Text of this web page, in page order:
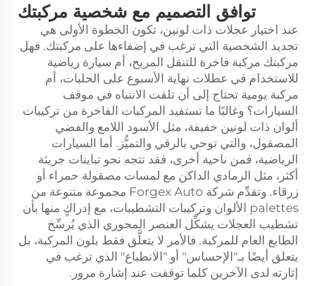
توافق التصميم مع شخصية مركبتك
عند اختيار عجلات ذات لونين، تكون الخطوة الأولى هي
تحديد الشخصية التي ترغب في إضفاءها على مركبتك. فهل
مركبتك مركبة فاخرة للتنقل المريح، أم سيارة رياضية
للاستخدام في عطلات نهاية الأسبوع على الحلبات، أم
مركبة يومية تحتاج إلى أن تلفت الانتباه في موقف
السيارات؟ وغالبًا ما تستفيد المركبات الفاخرة من تركيبات
ألوان ذات لونين خفيفة، مثل الأسود اللامع والفضي
المصقول، والتي توحي بالرقي والتميُّز. أما السيارات
الرياضية، فمن ناحية أخرى، فقد تتجه نحو تباينات جريئة
أكثر، مثل الرمادي الداكن مع لمسات مصقولة حمراء أو
زرقاء. وتقدِّم شركة Forgex Auto مجموعة متنوعة من
palettes الألوان وتركيبات التشطيبات، مع إدراكٍ منها بأن
تشطيب العجلات يشكِّل العنصر المحوري الذي يُرسِّخ
الطابع العام للمركبة. فالأمر لا يتعلَّق فقط بلون المركبة، بل
يتعلق أيضًا بـ"الإحساس" أو "الانطباع" الذي ترغب في
إثارته لدى الآخرين كلما توقفت عند إشارة مرور.